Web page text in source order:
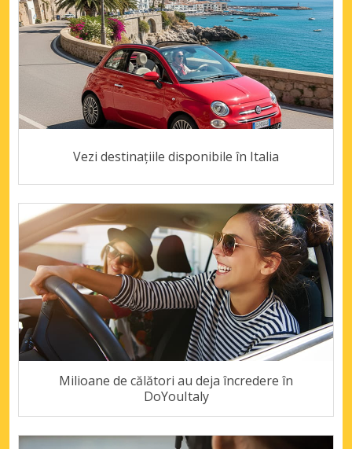
Vezi destinațiile disponibile în Italia
Milioane de călători au deja încredere în
DoYouItaly